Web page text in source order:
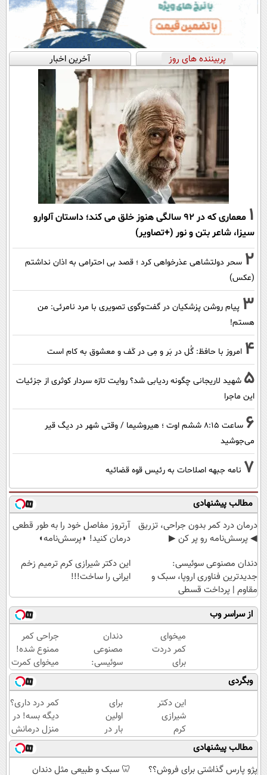
پربیننده های روز آخرین اخبار
1
معماری که در 92 سالگی هنوز خلق می کند؛ داستان آلوارو
سیزا، شاعر بتن و نور (+تصاویر)
2 سحر دولتشاهی عذرخواهی کرد ؛ قصد بی احترامی به اذان نداشتم
(عکس)
3 پیام روشن پزشکیان در گفت‌و‌گوی تصویری با مرد نامرئی: من
هستم!
4 امروز با حافظ: گُل در بَر و مِی در کَف و معشوق به کام است
5 شهید لاریجانی چگونه ردیابی شد؟ روایت تازه سردار کوثری از جزئیات
این ماجرا
6
ساعت ۸:۱۵ ششم اوت ؛ هیروشیما / وقتی شهر در دیگ قیر
می‌جوشید
7 نامه جبهه اصلاحات به رئیس قوه قضائیه
مطالب پیشنهادی
درمان درد کمر بدون جراحی، تزریق
◀ پرسش‌نامه رو پر کن ▶
آرتروز مفاصل خود را به طور قطعی
درمان کنید! ◗پرسش‌نامه◖
دندان مصنوعی سوئیسی:
جدیدترین فناوری اروپا، سبک و
مقاوم | پرداخت قسطی
این دکتر شیرازی کرم ترمیم زخم
ایرانی را ساخت!!!
از سراسر وب
میخوای
کمر دردت
برای
همیشه
خوب شه؟
◀
پرسش‌نامه
رو پر کن!
دندان
مصنوعی
سوئیسی:
جدیدترین
فناوری
اروپا،
سبک و
مقاوم |
پرداخت
قسطی
جراحی کمر
ممنوع شده!
میخوای کمرت
رو در منزل
درمان کنی؟
((پرسش‌نامه))
وبگردی
این دکتر
شیرازی
کرم
ترمیم
زخم
ایرانی را
برای
اولین
بار در
ایران
🇮🇷
این
کمر درد داری؟
دیگه بسه! در
منزل درمانش
کن
(◀پرسش‌نامه)
مطالب پیشنهادی
پژو پارس گذاشتی برای فروش؟؟
🦷 سبک و طبیعی مثل دندان